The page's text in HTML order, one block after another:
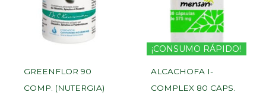
GREENFLOR 90
COMP. (NUTERGIA)
¡CONSUMO RÁPIDO!
ALCACHOFA I-
COMPLEX 80 CAPS.